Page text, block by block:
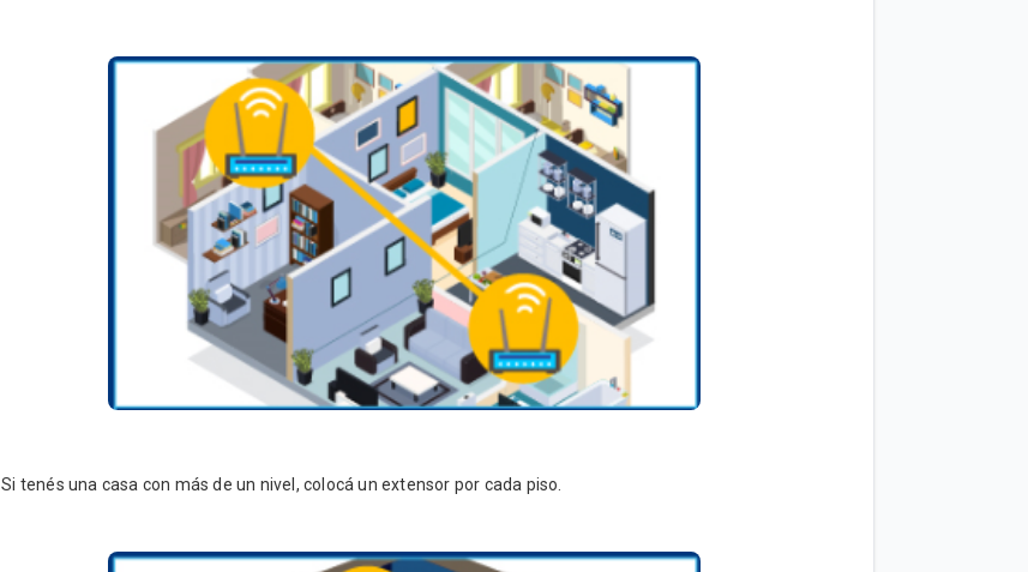
Si tenés una casa con más de un nivel, colocá un extensor por cada piso.